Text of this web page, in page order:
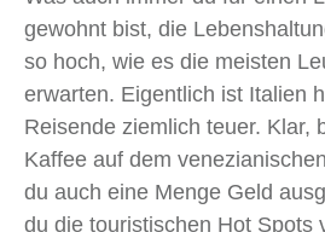
gewohnt bist, die
so hoch, wie es die meisten
erwarten. Eigentlich ist Italien
Reisende ziemlich teuer. Klar,
Kaffee auf dem venezianischen
du auch eine Menge Geld
du die touristischen Hot Spots